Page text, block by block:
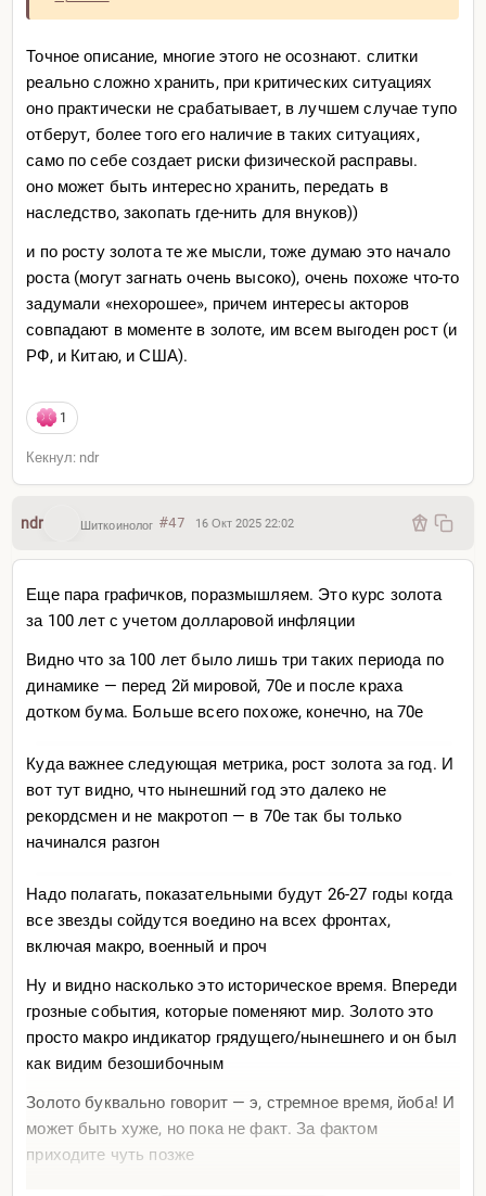
Точное описание, многие этого не осознают. слитки
реально сложно хранить, при критических ситуациях
оно практически не срабатывает, в лучшем случае тупо
отберут, более того его наличие в таких ситуациях,
само по себе создает риски физической расправы.
оно может быть интересно хранить, передать в
наследство, закопать где-нить для внуков))
и по росту золота те же мысли, тоже думаю это начало
роста (могут загнать очень высоко), очень похоже что-то
задумали «нехорошее», причем интересы акторов
совпадают в моменте в золоте, им всем выгоден рост (и
РФ, и Китаю, и США).
1
Кекнул: ndr
ndr Шиткоинолог #47 16 Окт 2025 22:02
Еще пара графичков, поразмышляем. Это курс золота
за 100 лет с учетом долларовой инфляции
Видно что за 100 лет было лишь три таких периода по
динамике — перед 2й мировой, 70е и после краха
дотком бума. Больше всего похоже, конечно, на 70е
Куда важнее следующая метрика, рост золота за год. И
вот тут видно, что нынешний год это далеко не
рекордсмен и не макротоп — в 70е так бы только
начинался разгон
Надо полагать, показательными будут 26-27 годы когда
все звезды сойдутся воедино на всех фронтах,
включая макро, военный и проч
Ну и видно насколько это историческое время. Впереди
грозные события, которые поменяют мир. Золото это
просто макро индикатор грядущего/нынешнего и он был
как видим безошибочным
Золото буквально говорит — э, стремное время, йоба! И
может быть хуже, но пока не факт. За фактом
приходите чуть позже